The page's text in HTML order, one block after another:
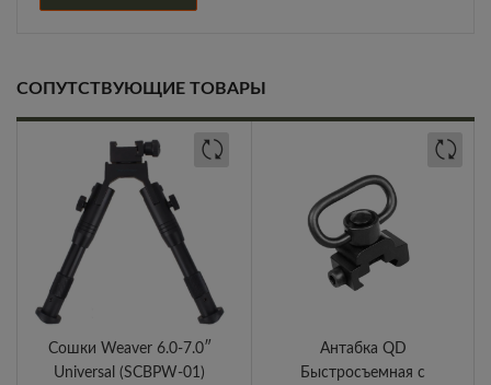
СОПУТСТВУЮЩИЕ ТОВАРЫ
Сошки Weaver 6.0-7.0″
Universal (SCBPW-01)
Антабка QD
Быстросъемная с